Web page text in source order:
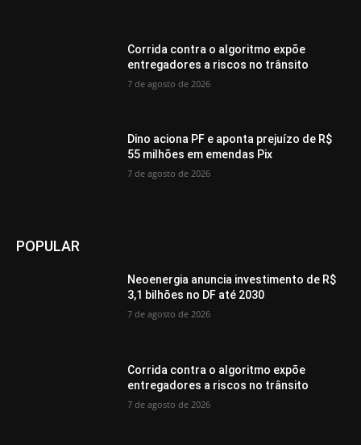
Corrida contra o algoritmo expõe
entregadores a riscos no trânsito
7 de agosto de 2026
Dino aciona PF e aponta prejuízo de R$
55 milhões em emendas Pix
7 de agosto de 2026
POPULAR
Neoenergia anuncia investimento de R$
3,1 bilhões no DF até 2030
7 de agosto de 2026
Corrida contra o algoritmo expõe
entregadores a riscos no trânsito
7 de agosto de 2026